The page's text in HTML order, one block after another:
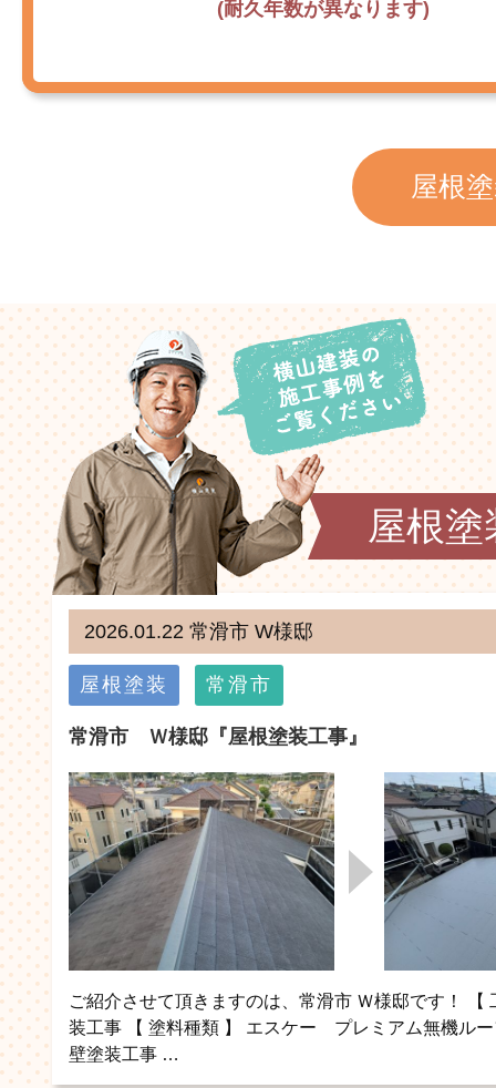
屋根
屋根
常滑市 Ｗ様邸『屋根塗装工事』
2026.01.22 常滑市 W様邸
屋根塗装 常滑市
ご紹介させて頂きますのは、常滑市 Ｗ様邸です！ 【
装工事 【 塗料種類 】 エスケー プレミアム無機ルー
壁塗装工事 …